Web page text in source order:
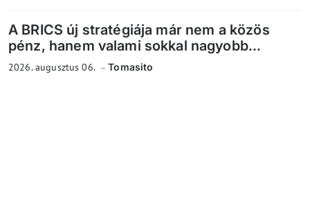
A BRICS új stratégiája már nem a közös
pénz, hanem valami sokkal nagyobb...
2026. augusztus 06. Tomasito